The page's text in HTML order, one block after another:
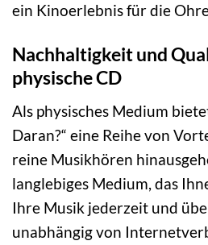
ein Kinoerlebnis für die
Nachhaltigkeit und
physische CD
Als physisches Medium
Daran?“ eine Reihe von
reine Musikhören
langlebiges Medium, das
Ihre Musik jederzeit und
unabhängig von